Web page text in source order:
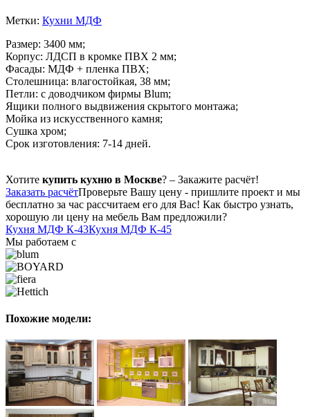
Метки: Кухни МДФ
Размер: 3400 мм;
Корпус: ЛДСП в кромке ПВХ 2 мм;
Фасады: МДФ + пленка ПВХ;
Столешница: влагостойкая, 38 мм;
Петли: с доводчиком фирмы Blum;
Ящики полного выдвижения скрытого монтажа;
Мойка из искусственного камня;
Сушка хром;
Срок изготовления: 7-14 дней.
Хотите купить кухню в Москве? – Закажите расчёт!
Заказать расчётПроверьте Вашу цену - пришлите проект и мы
бесплатно за час рассчитаем его для Вас! Как быстро узнать,
хорошую ли цену на мебель Вам предложили?
Кухня МДФ К-43Кухня МДФ К-45
Мы работаем с
Похожие модели: